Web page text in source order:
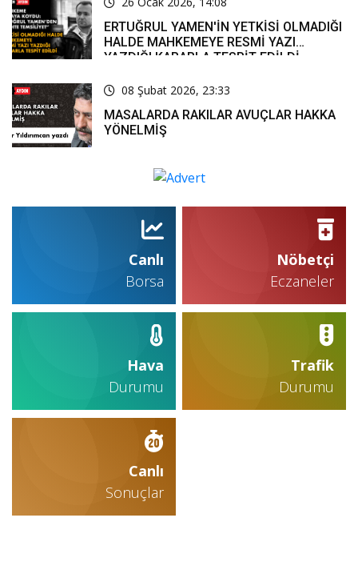
ERTUĞRUL YAMEN'İN YETKİSİ OLMADIĞI
HALDE MAHKEMEYE RESMİ YAZI
YAZDIĞI KARARLA TESPİT EDİLDİ
08 Şubat 2026, 23:33
MASALARDA RAKILAR AVUÇLAR HAKKA
YÖNELMİŞ
Canlı
Borsa
Nöbetçi
Eczaneler
Hava
Durumu
Trafik
Durumu
Canlı
Sonuçlar